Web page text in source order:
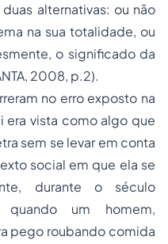
alternativas: ou não
na sua totalidade, ou
o significado da
2008, p.2).
no erro exposto na
era vista como algo que
sem se levar em conta
social em que ela se
durante o século
quando um homem,
pego roubando comida